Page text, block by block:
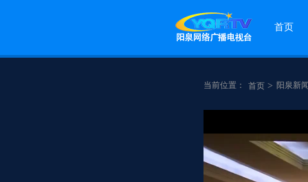
首页
当前位置： 首页 > 阳泉新